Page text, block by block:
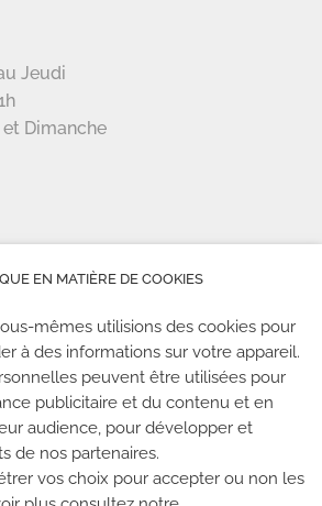
Jeudi
et Dimanche
dans ses salles, partout en
EN MATIÈRE DE COOKIES
mêmes utilisions des cookies pour
à des informations sur votre appareil.
peuvent être utilisées pour
publicitaire et du contenu et en
audience, pour développer et
de nos partenaires.
vos choix pour accepter ou non les